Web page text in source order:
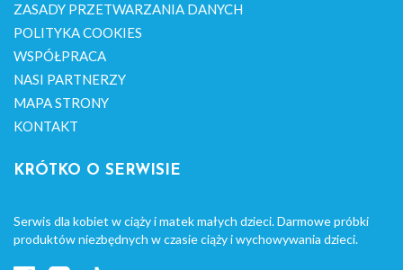
ZASADY PRZETWARZANIA DANYCH
POLITYKA COOKIES
WSPÓŁPRACA
NASI PARTNERZY
MAPA STRONY
KONTAKT
KRÓTKO O SERWISIE
Serwis dla kobiet w ciąży i matek małych dzieci. Darmowe próbki
produktów niezbędnych w czasie ciąży i wychowywania dzieci.